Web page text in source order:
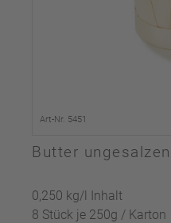
Art-Nr. 5451
Butter
0,250 kg/l Inhalt
8 Stück je 250g / Karton